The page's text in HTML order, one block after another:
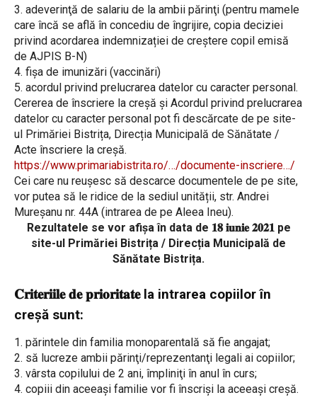
3. adeverinţă de salariu de la ambii părinţi (pentru mamele
care încă se află în concediu de îngrijire, copia deciziei
privind acordarea indemnizației de creștere copil emisă
de AJPIS B-N)
4. fișa de imunizări (vaccinări)
5. acordul privind prelucrarea datelor cu caracter personal.
Cererea de înscriere la creșă și Acordul privind prelucrarea
datelor cu caracter personal pot fi descărcate de pe site-
ul Primăriei Bistrița, Direcția Municipală de Sănătate /
Acte înscriere la creșă.
https://www.primariabistrita.ro/…/documente-inscriere…/
Cei care nu reușesc să descarce documentele de pe site,
vor putea să le ridice de la sediul unității, str. Andrei
Mureșanu nr. 44A (intrarea de pe Aleea Ineu).
Rezultatele se vor afișa în data de 𝟏𝟖 𝐢𝐮𝐧𝐢𝐞 𝟐𝟎𝟐𝟏 pe
site-ul Primăriei Bistrița / Direcția Municipală de
Sănătate Bistrița.
𝐂𝐫𝐢𝐭𝐞𝐫𝐢𝐢𝐥𝐞 𝐝𝐞 𝐩𝐫𝐢𝐨𝐫𝐢𝐭𝐚𝐭𝐞 la intrarea copiilor în
creşă sunt:
1. părintele din familia monoparentală să fie angajat;
2. să lucreze ambii părinţi/reprezentanţi legali ai copiilor;
3. vârsta copilului de 2 ani, împliniţi în anul în curs;
4. copiii din aceeaşi familie vor fi înscrişi la aceeaşi creşă.